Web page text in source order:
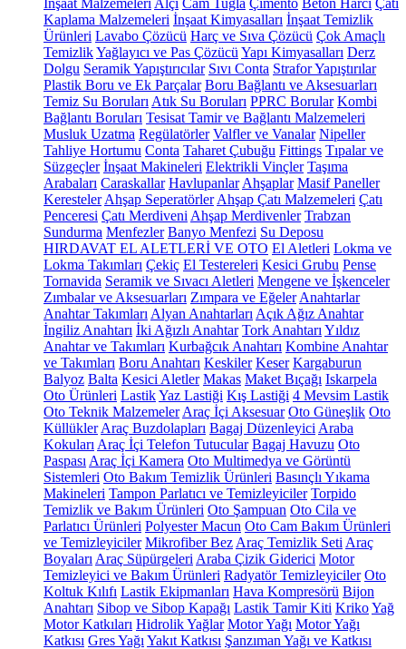
İnşaat Malzemeleri Alçı Cam Tuğla Çimento Beton Harcı Çatı
Kaplama Malzemeleri İnşaat Kimyasalları İnşaat Temizlik
Ürünleri Lavabo Çözücü Harç ve Sıva Çözücü Çok Amaçlı
TemizlikYağlayıcı ve Pas Çözücü Yapı Kimyasalları Derz
Dolgu Seramik Yapıştırıcılar Sıvı Conta Strafor Yapıştırılar
Plastik Boru ve Ek Parçalar Boru Bağlantı ve Aksesuarları
Temiz Su Boruları Atık Su Boruları PPRC Borular Kombi
Bağlantı Boruları Tesisat Tamir ve Bağlantı Malzemeleri
Musluk Uzatma Regülatörler Valfler ve Vanalar Nipeller
Tahliye Hortumu Conta Taharet Çubuğu Fittings Tıpalar ve
Süzgeçler İnşaat Makineleri Elektrikli Vinçler Taşıma
Arabaları Caraskallar Havlupanlar Ahşaplar Masif Paneller
Keresteler Ahşap Seperatörler Ahşap Çatı Malzemeleri Çatı
Penceresi Çatı Merdiveni Ahşap Merdivenler Trabzan
Sundurma Menfezler Banyo Menfezi Su Deposu
HIRDAVAT EL ALETLERİ VE OTO El Aletleri Lokma ve
Lokma Takımları Çekiç El Testereleri Kesici Grubu Pense
Tornavida Seramik ve Sıvacı Aletleri Mengene ve İşkenceler
Zımbalar ve Aksesuarları Zımpara ve Eğeler Anahtarlar
Anahtar Takımları Alyan Anahtarları Açık Ağız Anahtar
İngiliz Anahtarı İki Ağızlı Anahtar Tork Anahtarı Yıldız
Anahtar ve Takımları Kurbağcık Anahtarı Kombine Anahtar
ve Takımları Boru Anahtarı Keskiler Keser Kargaburun
Balyoz Balta Kesici Aletler Makas Maket Bıçağı Iskarpela
Oto Ürünleri LastikYaz Lastiği Kış Lastiği 4 Mevsim Lastik
Oto Teknik Malzemeler Araç İçi Aksesuar Oto Güneşlik Oto
Küllükler Araç Buzdolapları Bagaj Düzenleyici Araba
Kokuları Araç İçi Telefon Tutucular Bagaj Havuzu Oto
Paspası Araç İçi Kamera Oto Multimedya ve Görüntü
Sistemleri Oto Bakım Temizlik Ürünleri Basınçlı Yıkama
Makineleri Tampon Parlatıcı ve Temizleyiciler Torpido
Temizlik ve Bakım Ürünleri Oto Şampuan Oto Cila ve
Parlatıcı Ürünleri Polyester Macun Oto Cam Bakım Ürünleri
ve Temizleyiciler Mikrofiber Bez Araç Temizlik Seti Araç
Boyaları Araç Süpürgeleri Araba Çizik Giderici Motor
Temizleyici ve Bakım Ürünleri Radyatör Temizleyiciler Oto
Koltuk Kılıfı Lastik Ekipmanları Hava Kompresörü Bijon
Anahtarı Sibop ve Sibop Kapağı Lastik Tamir Kiti KrikoYağ
Motor Katkıları Hidrolik Yağlar Motor Yağı Motor Yağı
Katkısı Gres Yağı Yakıt Katkısı Şanzıman Yağı ve Katkısı